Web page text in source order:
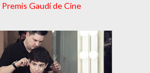
Premis Gaudí de Cine